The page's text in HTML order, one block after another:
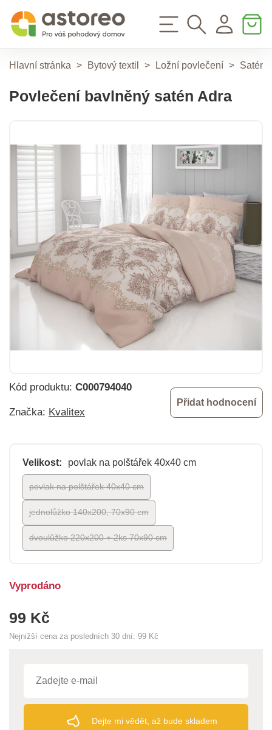
Hlavní stránka > Bytový textil > Ložní povlečení >
Povlečení bavlněný satén Adra
Kód produktu: C000794040
Značka: Kvalitex
Přidat hodnocení
Velikost: povlak na polštářek 40x40 cm
povlak na polštářek 40x40 cm
jednolůžko 140x200, 70x90 cm
dvoulůžko 220x200 + 2ks 70x90 cm
99 Kč
Nejnižší cena za posledních 30 dní: 99 Kč
Vyprodáno
Dejte mi vědět, až bude skladem